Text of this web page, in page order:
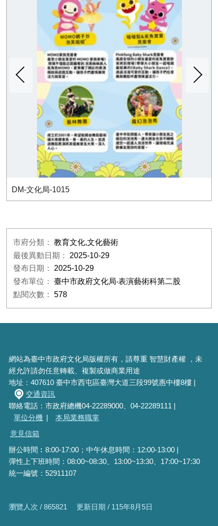
DM-文化局-1015
下一張
市府分類：教育文化,文化藝術
最後異動日期： 2025-10-29
發布日期：2025-10-29
發布單位：臺中市政府文化局‧表演藝術科第二股
點閱次數：578
網站為臺中市政府文化局版權所有，請尊重 智慧財產權 ，未
經允許請勿任意轉載、複製或做商業用途
地址：407610 臺中市西屯區臺灣大道三段99號惠中樓8樓 |
交通資訊
聯絡電話：市政府總機04-22289000、04-22289111 |
單位分機 |
本局業務職掌
意見信箱
辦公時間︰8:00-17:00；中午休息時間：12:00-13:00 |
彈性上下班時間：08:00~08:30、13:00~13:30、17:00~17:30
統一編號：52911107
瀏覽人次 / 865821 更新日期 / 115年8月5日